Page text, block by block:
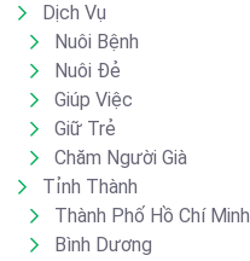
Dịch Vụ
Nuôi Bệnh
Nuôi Đẻ
Giúp Việc
Giữ Trẻ
Chăm Người Già
Tỉnh Thành
Thành Phố Hồ Chí Minh
Bình Dương